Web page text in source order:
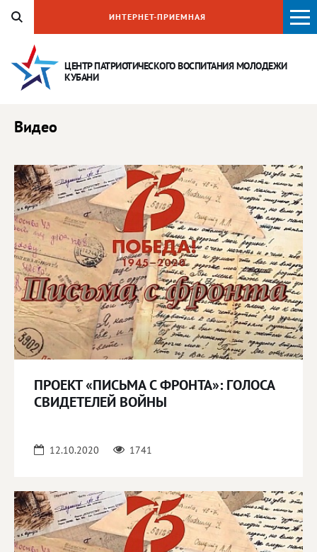
ЦЕНТР ПАТРИОТИЧЕСКОГО ВОСПИТАНИЯМОЛОДЕЖИ
КУБАНИ
ИНТЕРНЕТ-ПРИЕМНАЯ
Видео
ПРОЕКТ «ПИСЬМА С ФРОНТА»: ГОЛОСА
СВИДЕТЕЛЕЙ ВОЙНЫ
12.10.2020 1741